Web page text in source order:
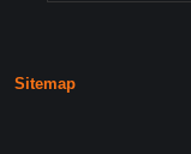
Sitemap